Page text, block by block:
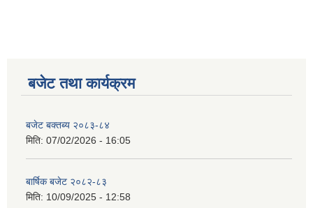
बजेट तथा कार्यक्रम
बजेट बक्तब्य २०८३-८४
मिति: 07/02/2026 - 16:05
बार्षिक बजेट २०८२-८३
मिति: 10/09/2025 - 12:58